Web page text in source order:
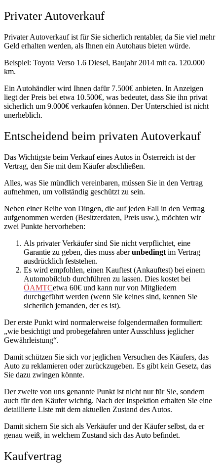
Privater Autoverkauf
Privater Autoverkauf ist für Sie sicherlich rentabler, da Sie viel mehr
Geld erhalten werden, als Ihnen ein Autohaus bieten würde.
Beispiel: Toyota Verso 1.6 Diesel, Baujahr 2014 mit ca. 120.000
km.
Ein Autohändler wird Ihnen dafür 7.500€ anbieten. In Anzeigen
liegt der Preis bei etwa 10.500€, was bedeutet, dass Sie ihn privat
sicherlich um 9.000€ verkaufen können. Der Unterschied ist nicht
unerheblich.
Entscheidend beim privaten Autoverkauf
Das Wichtigste beim Verkauf eines Autos in Österreich ist der
Vertrag, den Sie mit dem Käufer abschließen.
Alles, was Sie mündlich vereinbaren, müssen Sie in den Vertrag
aufnehmen, um vollständig geschützt zu sein.
Neben einer Reihe von Dingen, die auf jeden Fall in den Vertrag
aufgenommen werden (Besitzerdaten, Preis usw.), möchten wir
zwei Punkte hervorheben:
Als privater Verkäufer sind Sie nicht verpflichtet, eine
Garantie zu geben, dies muss aberunbedingt im Vertrag
ausdrücklich feststehen.
Es wird empfohlen, einen Kauftest (Ankauftest) bei einem
Automobilclub durchführen zu lassen. Dies kostet bei
ÖAMTCetwa 60€ und kann nur von Mitgliedern
durchgeführt werden (wenn Sie keines sind, kennen Sie
sicherlich jemanden, der es ist).
Der erste Punkt wird normalerweise folgendermaßen formuliert:
„wie besichtigt und probegefahren unter Ausschluss jeglicher
Gewährleistung“.
Damit schützen Sie sich vor jeglichen Versuchen des Käufers, das
Auto zu reklamieren oder zurückzugeben. Es gibt kein Gesetz, das
Sie dazu zwingen könnte.
Der zweite von uns genannte Punkt ist nicht nur für Sie, sondern
auch für den Käufer wichtig. Nach der Inspektion erhalten Sie eine
detaillierte Liste mit dem aktuellen Zustand des Autos.
Damit sichern Sie sich als Verkäufer und der Käufer selbst, da er
genau weiß, in welchem Zustand sich das Auto befindet.
Kaufvertrag